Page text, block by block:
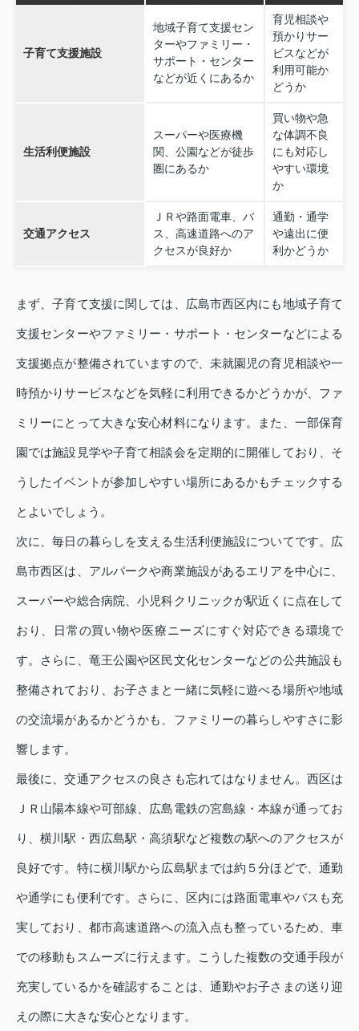
子育て支援施設
地域子育て支援セン
ターやファミリー・
サポート・センター
などが近くにあるか
育児相談や
預かりサー
ビスなどが
利用可能か
どうか
生活利便施設
スーパーや医療機
関、公園などが徒歩
圏にあるか
買い物や急
な体調不良
にも対応し
やすい環境
か
交通アクセス
ＪＲや路面電車、バ
ス、高速道路へのア
クセスが良好か
通勤・通学
や遠出に便
利かどうか
まず、子育て支援に関しては、広島市西区内にも地域子育て
支援センターやファミリー・サポート・センターなどによる
支援拠点が整備されていますので、未就園児の育児相談や一
時預かりサービスなどを気軽に利用できるかどうかが、ファ
ミリーにとって大きな安心材料になります。また、一部保育
園では施設見学や子育て相談会を定期的に開催しており、そ
うしたイベントが参加しやすい場所にあるかもチェックする
とよいでしょう。
次に、毎日の暮らしを支える生活利便施設についてです。広
島市西区は、アルパークや商業施設があるエリアを中心に、
スーパーや総合病院、小児科クリニックが駅近くに点在して
おり、日常の買い物や医療ニーズにすぐ対応できる環境で
す。さらに、竜王公園や区民文化センターなどの公共施設も
整備されており、お子さまと一緒に気軽に遊べる場所や地域
の交流場があるかどうかも、ファミリーの暮らしやすさに影
響します。
最後に、交通アクセスの良さも忘れてはなりません。西区は
ＪＲ山陽本線や可部線、広島電鉄の宮島線・本線が通ってお
り、横川駅・西広島駅・高須駅など複数の駅へのアクセスが
良好です。特に横川駅から広島駅までは約５分ほどで、通勤
や通学にも便利です。さらに、区内には路面電車やバスも充
実しており、都市高速道路への流入点も整っているため、車
での移動もスムーズに行えます。こうした複数の交通手段が
充実しているかを確認することは、通勤やお子さまの送り迎
えの際に大きな安心となります。